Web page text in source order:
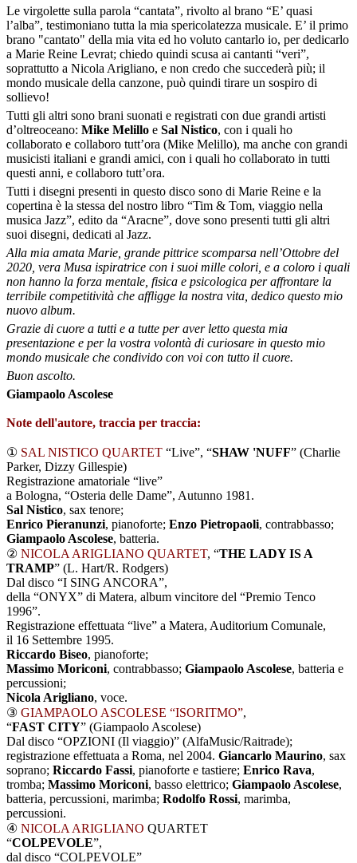
Le virgolette sulla parola “cantata”, rivolto al brano “E’ quasi
l’alba”, testimoniano tutta la mia spericolatezza musicale. E’ il primo
brano "cantato" della mia vita ed ho voluto cantarlo io, per dedicarlo
a Marie Reine Levrat; chiedo quindi scusa ai cantanti “veri”,
soprattutto a Nicola Arigliano, e non credo che succederà più; il
mondo musicale della canzone, può quindi tirare un sospiro di
sollievo!
Tutti gli altri sono brani suonati e registrati con due grandi artisti
d’oltreoceano: Mike Melillo e Sal Nistico, con i quali ho
collaborato e collaboro tutt’ora (Mike Melillo), ma anche con grandi
musicisti italiani e grandi amici, con i quali ho collaborato in tutti
questi anni, e collaboro tutt’ora.
Tutti i disegni presenti in questo disco sono di Marie Reine e la
copertina è la stessa del nostro libro “Tim & Tom, viaggio nella
musica Jazz”, edito da “Aracne”, dove sono presenti tutti gli altri
suoi disegni, dedicati al Jazz.
Alla mia amata Marie, grande pittrice scomparsa nell’Ottobre del
2020, vera Musa ispiratrice con i suoi mille colori, e a coloro i quali
non hanno la forza mentale, fisica e psicologica per affrontare la
terribile competitività che affligge la nostra vita, dedico questo mio
nuovo album.
Grazie di cuore a tutti e a tutte per aver letto questa mia
presentazione e per la vostra volontà di curiosare in questo mio
mondo musicale che condivido con voi con tutto il cuore.
Buon ascolto.
Giampaolo Ascolese
Note dell'autore, traccia per traccia:
① SAL NISTICO QUARTET “Live”, “SHAW 'NUFF” (Charlie
Parker, Dizzy Gillespie)
Registrazione amatoriale “live”
a Bologna, “Osteria delle Dame”, Autunno 1981.
Sal Nistico, sax tenore;
Enrico Pieranunzi, pianoforte; Enzo Pietropaoli, contrabbasso;
Giampaolo Ascolese, batteria.
② NICOLA ARIGLIANO QUARTET, “THE LADY IS A
TRAMP” (L. Hart/R. Rodgers)
Dal disco “I SING ANCORA”,
della “ONYX” di Matera, album vincitore del “Premio Tenco
1996”.
Registrazione effettuata “live” a Matera, Auditorium Comunale,
il 16 Settembre 1995.
Riccardo Biseo, pianoforte;
Massimo Moriconi, contrabbasso; Giampaolo Ascolese, batteria e
percussioni;
Nicola Arigliano, voce.
③ GIAMPAOLO ASCOLESE “ISORITMO”,
“FAST CITY” (Giampaolo Ascolese)
Dal disco “OPZIONI (Il viaggio)” (AlfaMusic/Raitrade);
registrazione effettuata a Roma, nel 2004. Giancarlo Maurino, sax
soprano; Riccardo Fassi, pianoforte e tastiere; Enrico Rava,
tromba; Massimo Moriconi, basso elettrico; Giampaolo Ascolese,
batteria, percussioni, marimba; Rodolfo Rossi, marimba,
percussioni.
④ NICOLA ARIGLIANO QUARTET
“COLPEVOLE”,
dal disco “COLPEVOLE”